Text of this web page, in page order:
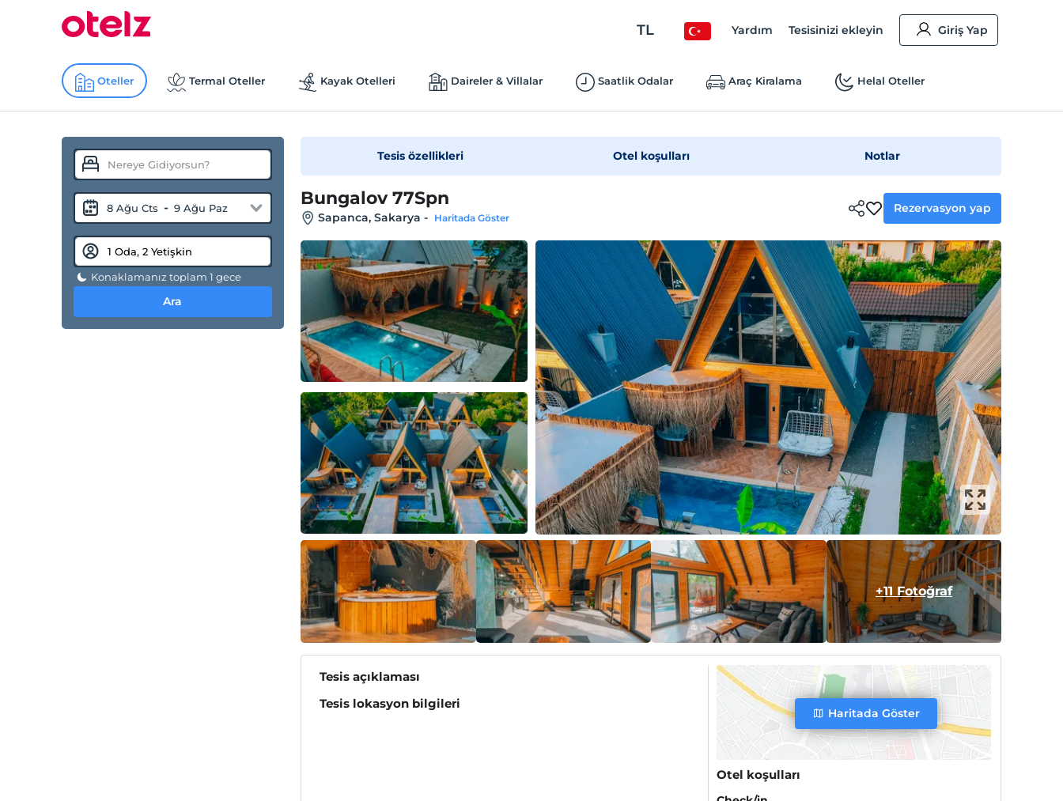
TL Yardım Tesisinizi ekleyin Giriş Yap
Oteller Termal Oteller Kayak Otelleri Daireler & Villalar Saatlik Odalar Araç Kiralama Helal Oteller
8 Ağu Cts - 9 Ağu Paz
Konaklamanız toplam 1 gece
Ara
Tesis özellikleri Otel koşulları Notlar
Bungalov 77Spn
Sapanca, Sakarya - Haritada Göster
Rezervasyon yap
+11 Fotoğraf
Tesis açıklaması
Tesis lokasyon bilgileri
Haritada Göster
Otel koşulları